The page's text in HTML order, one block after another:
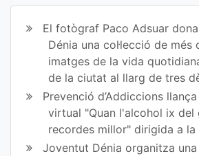
ir
en
Fa
ce
bo
ok
ir
en
Tw
itt
er
El fotògraf Paco Adsuar dona
Dénia una col·lecció de més
imatges de la vida
de la ciutat al llarg de tres
Prevenció d’Addiccions
virtual "Quan l'alcohol ix del
recordes millor" dirigida a
Joventut Dénia organitza